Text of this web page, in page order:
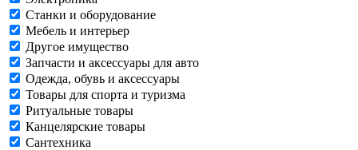
Станки и оборудование
Мебель и интерьер
Другое имущество
Запчасти и аксессуары для авто
Одежда, обувь и аксессуары
Товары для спорта и туризма
Ритуальные товары
Канцелярские товары
Сантехника